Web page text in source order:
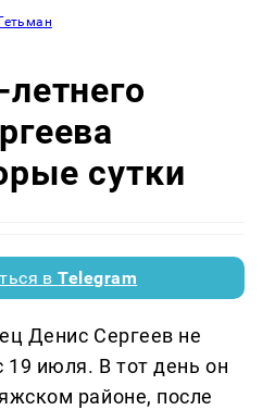
сутки
вTelegram
Денис Сергеев не
19 июля. В тот день он
районе, после